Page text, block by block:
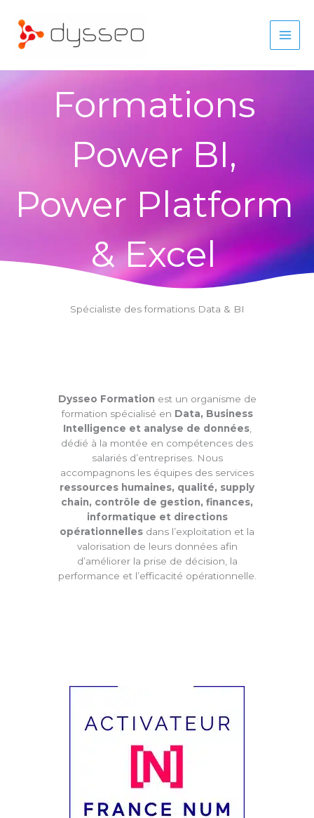
contenu
Formations
Power BI,
Power Platform
& Excel
Spécialiste des formations Data & BI
Dysseo Formation est un organisme de
formation spécialisé en Data, Business
Intelligence et analyse de données,
dédié à la montée en compétences des
salariés d’entreprises. Nous
accompagnons les équipes des services
ressources humaines, qualité, supply
chain, contrôle de gestion, finances,
informatique et directions
opérationnelles dans l’exploitation et la
valorisation de leurs données afin
d’améliorer la prise de décision, la
performance et l’efficacité opérationnelle.